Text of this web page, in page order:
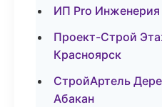
ИП Pro
Проект-Строй
Красноярск
СтройАртель
Абакан